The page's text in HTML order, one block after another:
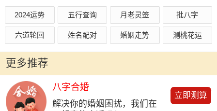
2024运势 五行查询 月老灵签 批八字
六道轮回 姓名配对 婚姻走势 测桃花运
更多推荐
八字合婚
解决你的婚姻困扰，我们在
立即测算